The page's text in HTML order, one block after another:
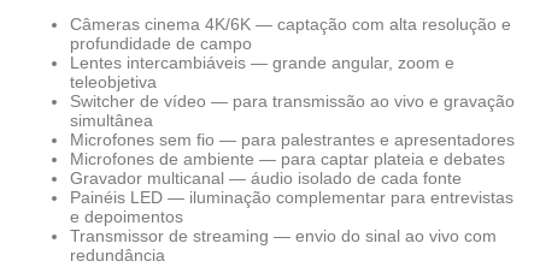
Câmeras cinema 4K/6K — captação com alta resolução e
profundidade de campo
Lentes intercambiáveis — grande angular, zoom e
teleobjetiva
Switcher de vídeo — para transmissão ao vivo e gravação
simultânea
Microfones sem fio — para palestrantes e apresentadores
Microfones de ambiente — para captar plateia e debates
Gravador multicanal — áudio isolado de cada fonte
Painéis LED — iluminação complementar para entrevistas
e depoimentos
Transmissor de streaming — envio do sinal ao vivo com
redundância